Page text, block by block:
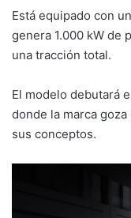
Está equipado con un
genera 1.000 kW de
una tracción total.
El modelo debutará
donde la marca
sus conceptos.